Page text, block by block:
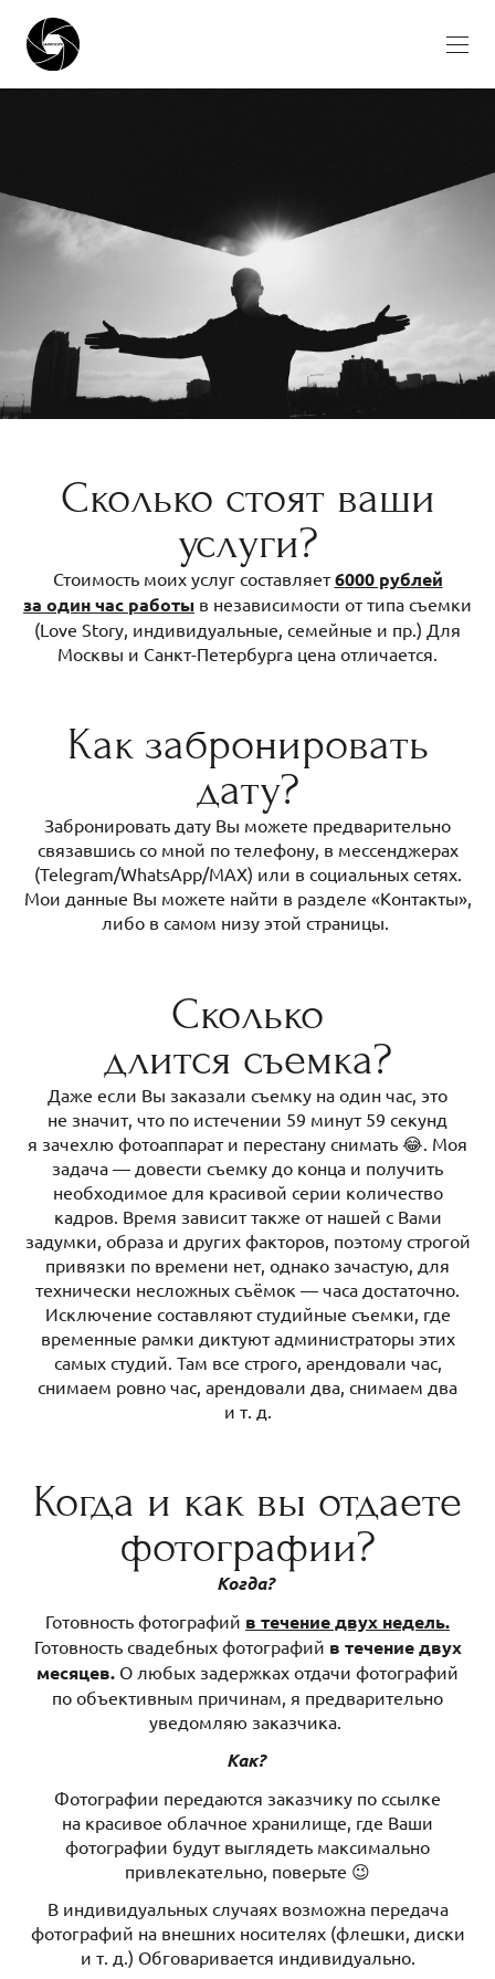
Сколько стоят ваши
услуги?
Стоимость моих услуг составляет6000 рублей
за один час работы в независимости от типа съемки
(Love Story, индивидуальные, семейные и пр.) Для
Москвы и Санкт-Петербурга цена отличается.
Как забронировать
дату?
Забронировать дату Вы можете предварительно
связавшись со мной по телефону, в мессенджерах
(Telegram/WhatsApp/MAX) или в социальных сетях.
Мои данные Вы можете найти в разделе «Контакты»,
либо в самом низу этой страницы.
Сколько
длится съемка?
Даже если Вы заказали съемку на один час, это
не значит, что по истечении 59 минут 59 секунд
я зачехлю фотоаппарат и перестану снимать 😂. Моя
задача — довести съемку до конца и получить
необходимое для красивой серии количество
кадров. Время зависит также от нашей с Вами
задумки, образа и других факторов, поэтому строгой
привязки по времени нет, однако зачастую, для
технически несложных съёмок — часа достаточно.
Исключение составляют студийные съемки, где
временные рамки диктуют администраторы этих
самых студий. Там все строго, арендовали час,
снимаем ровно час, арендовали два, снимаем два
и т. д.
Когда и как вы отдаете
фотографии?
Когда?
Готовность фотографий в течение двух недель.
Готовность свадебных фотографий в течение двух
месяцев. О любых задержках отдачи фотографий
по объективным причинам, я предварительно
уведомляю заказчика.
Как?
Фотографии передаются заказчику по ссылке
на красивое облачное хранилище, где Ваши
фотографии будут выглядеть максимально
привлекательно, поверьте 😉
В индивидуальных случаях возможна передача
фотографий на внешних носителях (флешки, диски
и т. д.) Обговаривается индивидуально.